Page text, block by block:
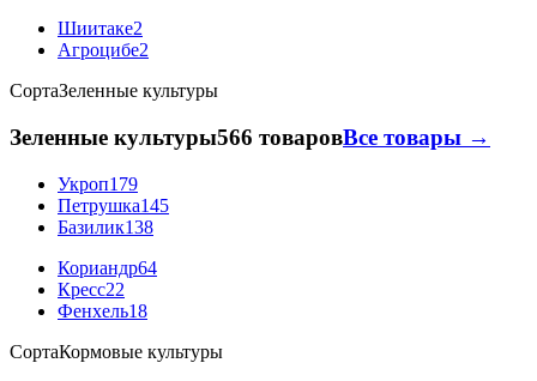
Шиитаке2
Агроцибе2
СортаЗеленные культуры
Зеленные культуры566 товаровВсе товары →
Укроп179
Петрушка145
Базилик138
Кориандр64
Кресс22
Фенхель18
СортаКормовые культуры